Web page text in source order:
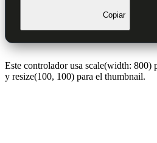
Copiar
Este controlador usa scale(width: 800)
y resize(100, 100) para el thumbnail.